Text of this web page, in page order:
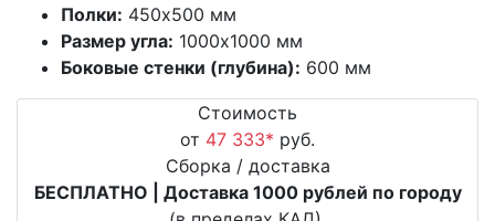
Полки: 450х500 мм
Размер угла: 1000х1000 мм
Боковые стенки (глубина): 600 мм
Стоимость
от 47 333* руб.
Сборка / доставка
БЕСПЛАТНО | Доставка 1000 рублей по городу